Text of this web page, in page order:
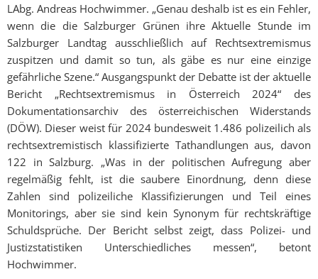
LAbg. Andreas Hochwimmer. „Genau deshalb ist es ein Fehler,
wenn die die Salzburger Grünen ihre Aktuelle Stunde im
Salzburger Landtag ausschließlich auf Rechtsextremismus
zuspitzen und damit so tun, als gäbe es nur eine einzige
gefährliche Szene.“ Ausgangspunkt der Debatte ist der aktuelle
Bericht „Rechtsextremismus in Österreich 2024“ des
Dokumentationsarchiv des österreichischen Widerstands
(DÖW). Dieser weist für 2024 bundesweit 1.486 polizeilich als
rechtsextremistisch klassifizierte Tathandlungen aus, davon
122 in Salzburg. „Was in der politischen Aufregung aber
regelmäßig fehlt, ist die saubere Einordnung, denn diese
Zahlen sind polizeiliche Klassifizierungen und Teil eines
Monitorings, aber sie sind kein Synonym für rechtskräftige
Schuldsprüche. Der Bericht selbst zeigt, dass Polizei- und
Justizstatistiken Unterschiedliches messen“, betont
Hochwimmer.